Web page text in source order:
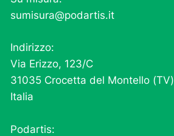
sumisura@podartis.it
Indirizzo:
Via Erizzo, 123/C
31035 Crocetta del Montello (TV)
Italia
Podartis: